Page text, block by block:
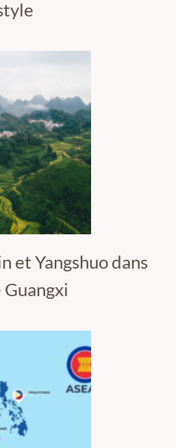
et Yangshuo dans